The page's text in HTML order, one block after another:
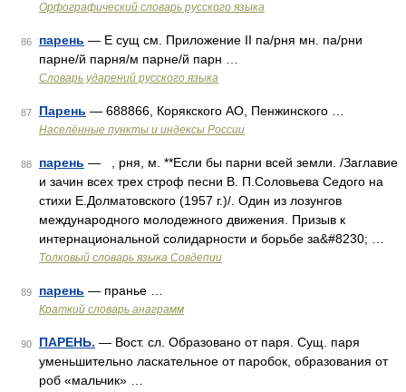
Орфографический словарь русского языка
86 парень — E сущ см. Приложение II па/рня мн. па/рни
парне/й парня/м парне/й парн …
Словарь ударений русского языка
87 Парень — 688866, Корякского АО, Пенжинского …
Населённые пункты и индексы России
88 парень — , рня, м. **Если бы парни всей земли. /Заглавие
и зачин всех трех строф песни В. П.Соловьева Седого на
стихи Е.Долматовского (1957 г.)/. Один из лозунгов
международного молодежного движения. Призыв к
интернациональной солидарности и борьбе за&#8230; …
Толковый словарь языка Совдепии
89 парень — пранье …
Краткий словарь анаграмм
90 ПАРЕНЬ. — Вост. сл. Образовано от паря. Сущ. паря
уменьшительно ласкательное от паробок, образования от
роб «мальчик» …